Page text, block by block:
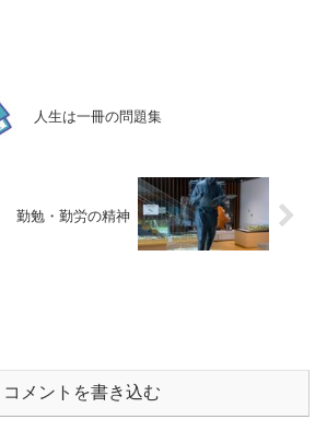
人生は一冊の問題集
勤勉・勤労の精神
コメントを書き込む